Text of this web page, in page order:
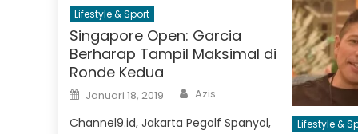
Lifestyle & Sport
Singapore Open: Garcia
Berharap Tampil Maksimal di
Ronde Kedua
Posted
on
Januari 18, 2019 Author
Azis
Channel9.id, Jakarta Pegolf Spanyol, Lifestyle &